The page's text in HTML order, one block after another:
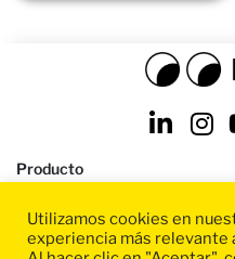
Producto
Soluciones
Utilizamos cookies en
experiencia más